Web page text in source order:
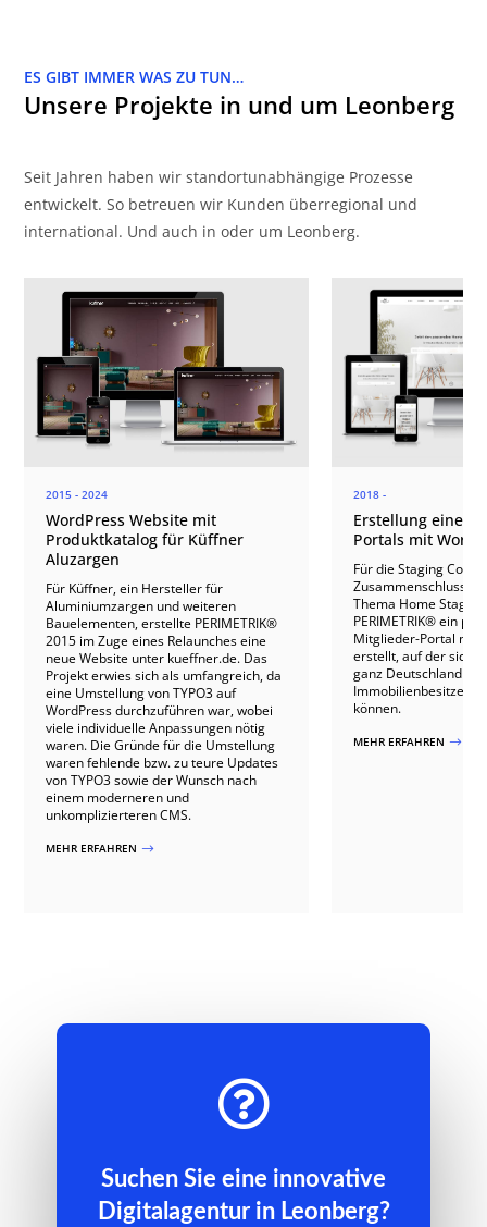
ES GIBT IMMER WAS ZU TUN…
Unsere Projekte in und um Leonberg
Seit Jahren haben wir standortunabhängige Prozesse
entwickelt. So betreuen wir Kunden überregional und
international. Und auch in oder um Leonberg.
2015 - 2024
WordPress Website mit
Produktkatalog für Küffner
Aluzargen
Für Küffner, ein Hersteller für
Aluminiumzargen und weiteren
Bauelementen, erstellte PERIMETRIK®
2015 im Zuge eines Relaunches eine
neue Website unter kueffner.de. Das
Projekt erwies sich als umfangreich, da
eine Umstellung von TYPO3 auf
WordPress durchzuführen war, wobei
viele individuelle Anpassungen nötig
waren. Die Gründe für die Umstellung
waren fehlende bzw. zu teure Updates
von TYPO3 sowie der Wunsch nach
einem moderneren und
unkomplizierteren CMS.
MEHR ERFAHREN $
2018 -
Erstellung eines
Portals mit
Für die Staging
Zusammenschluss
Thema Home
PERIMETRIK® ein
Mitglieder-Portal mit
erstellt, auf der sich
ganz Deutschland
Immobilienbesitzern
können.
MEHR ERFAHREN $

Suchen Sie eine innovative
Digitalagentur in Leonberg?